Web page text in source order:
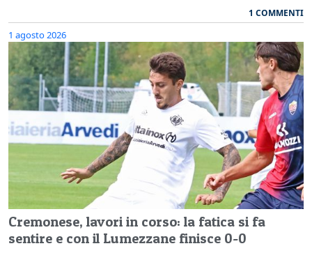
1 COMMENTI
1 agosto 2026
Cremonese, lavori in corso: la fatica si fa
sentire e con il Lumezzane finisce 0-0